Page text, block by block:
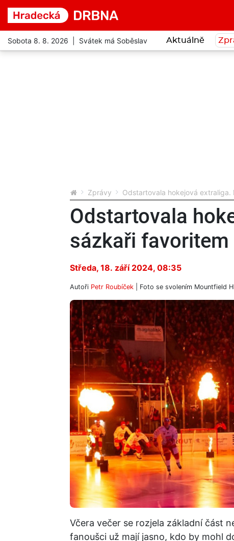
Sobota 8. 8. 2026 | Svátek má Soběslav Aktuálně
Zprávy Odstartovala hokejová
Odstartovala
sázkaři favoritem
Středa, 18. září 2024, 08:35
Autoři Petr Roubíček | Foto se svolením Mountfield
Včera večer se rozjela základní část
fanoušci už mají jasno, kdo by mohl